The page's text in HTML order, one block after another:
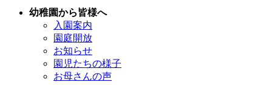
幼稚園から皆様へ
入園案内
園庭開放
お知らせ
園児たちの様子
お母さんの声